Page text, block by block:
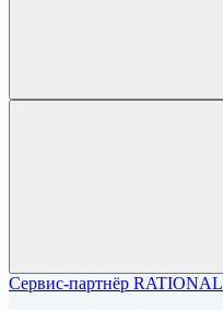
Сервис-партнёр RATIONAL